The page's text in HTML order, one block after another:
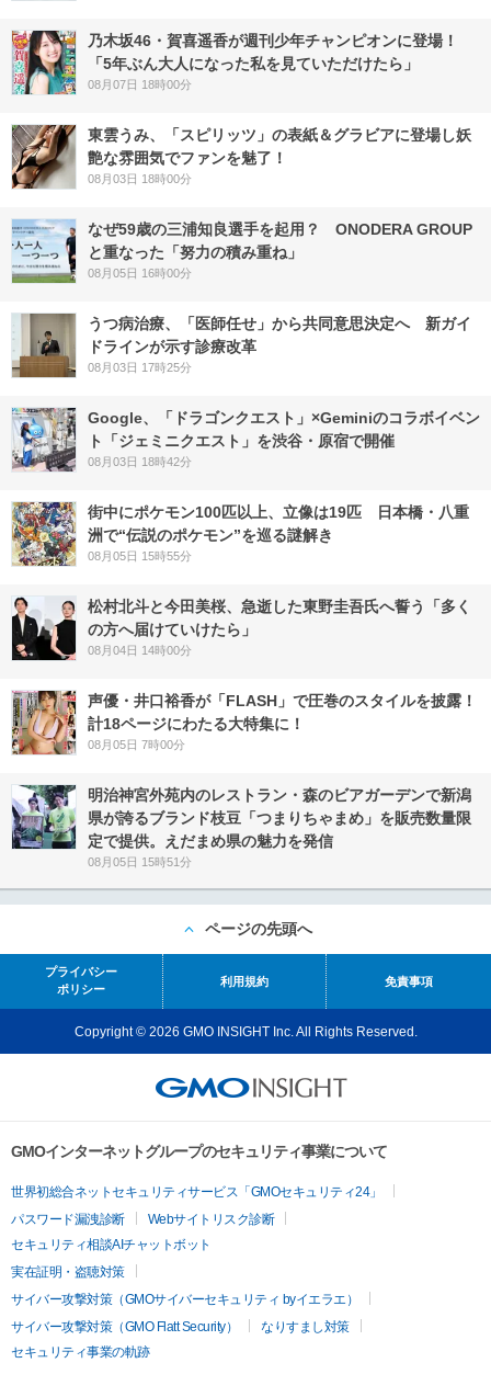
乃木坂46・賀喜遥香が週刊少年チャンピオンに登場！
「5年ぶん大人になった私を見ていただけたら」
08月07日 18時00分
東雲うみ、「スピリッツ」の表紙＆グラビアに登場し妖
艶な雰囲気でファンを魅了！
08月03日 18時00分
なぜ59歳の三浦知良選手を起用？ ONODERA GROUP
と重なった「努力の積み重ね」
08月05日 16時00分
うつ病治療、「医師任せ」から共同意思決定へ 新ガイ
ドラインが示す診療改革
08月03日 17時25分
Google、「ドラゴンクエスト」×Geminiのコラボイベン
ト「ジェミニクエスト」を渋谷・原宿で開催
08月03日 18時42分
街中にポケモン100匹以上、立像は19匹 日本橋・八重
洲で“伝説のポケモン”を巡る謎解き
08月05日 15時55分
松村北斗と今田美桜、急逝した東野圭吾氏へ誓う「多く
の方へ届けていけたら」
08月04日 14時00分
声優・井口裕香が「FLASH」で圧巻のスタイルを披露！
計18ページにわたる大特集に！
08月05日 7時00分
明治神宮外苑内のレストラン・森のビアガーデンで新潟
県が誇るブランド枝豆「つまりちゃまめ」を販売数量限
定で提供。えだまめ県の魅力を発信
08月05日 15時51分
ページの先頭へ
プライバシー
ポリシー
利用規約 免責事項
Copyright © 2026 GMO INSIGHT Inc. All Rights Reserved.
GMOインターネットグループのセキュリティ事業について
世界初総合ネットセキュリティサービス「GMOセキュリティ24」
パスワード漏洩診断
Webサイトリスク診断
セキュリティ相談AIチャットボット
実在証明・盗聴対策
サイバー攻撃対策（GMOサイバーセキュリティ byイエラエ）
サイバー攻撃対策（GMO Flatt Security）
なりすまし対策
セキュリティ事業の軌跡